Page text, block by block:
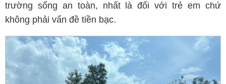
trường sống an toàn, nhất là đối với trẻ em chứ
không phải vấn đề tiền bạc.